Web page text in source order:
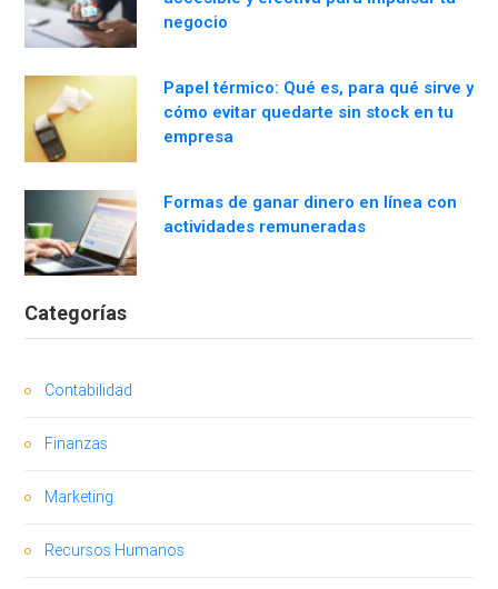
negocio
Papel térmico: Qué es, para qué sirve y
cómo evitar quedarte sin stock en tu
empresa
Formas de ganar dinero en línea con
actividades remuneradas
Categorías
Contabilidad
Finanzas
Marketing
Recursos Humanos